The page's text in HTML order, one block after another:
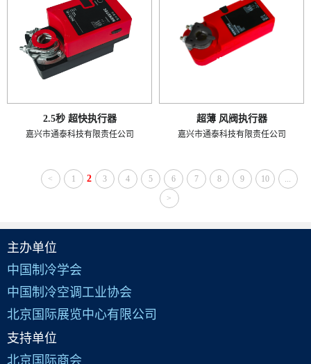
2.5秒 超快执行器
嘉兴市通泰科技有限责任公司
超薄 风阀执行器
嘉兴市通泰科技有限责任公司
< 1 2 3 4 5 6 7 8 9 10
...
>
主办单位
中国制冷学会
中国制冷空调工业协会
北京国际展览中心有限公司
支持单位
北京国际商会